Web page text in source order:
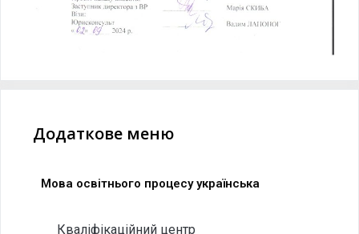
Додаткове меню
Мова освітнього процесу українська
Кваліфікаційний центр